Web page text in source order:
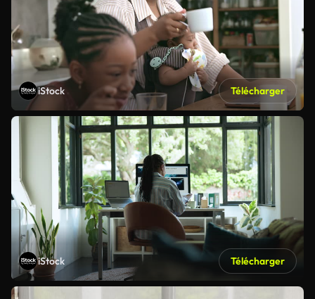
iStock Télécharger
iStock Télécharger